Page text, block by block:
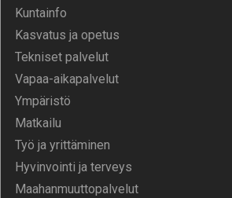
Kunta­info
Kasvatus ja opetus
Tekniset palvelut
Vapaa-aika­palvelut
Ympä­ristö
Mat­kailu
Työ ja yrittä­minen
Hyvinvointi ja terveys
Maahanmuuttopalvelut